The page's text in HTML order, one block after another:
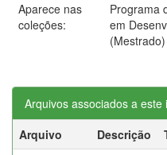
Aparece nas
coleções:
Programa
em
(Mestrado)
Arquivos associados a este
Arquivo
Descrição